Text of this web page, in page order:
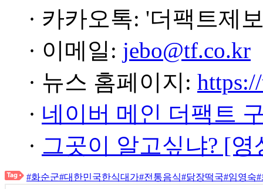
· 카카오톡: '더팩트제
· 이메일: jebo@tf.co.kr
· 뉴스 홈페이지:
· 네이버 메인 더팩트
· 그곳이 알고싶냐? [
#화순군#대한민국한식대가#전통음식#닭장떡국#임영숙